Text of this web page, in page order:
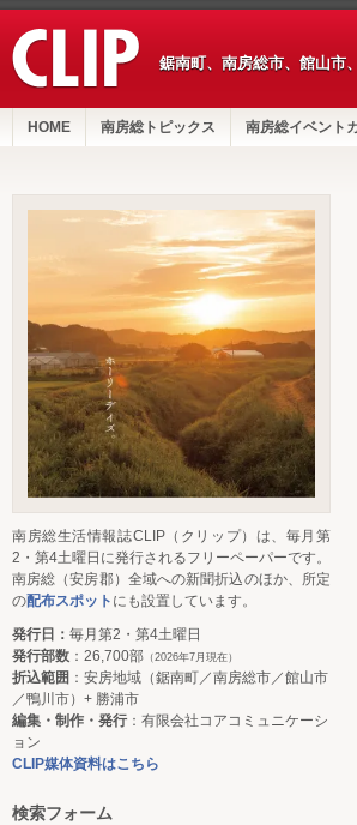
鋸南町、南房総市、館山市
HOME 南房総トピックス 南房総イベント
南房総生活情報誌CLIP（クリップ）は、毎月第
2・第4土曜日に発行されるフリーペーパーです。
南房総（安房郡）全域への新聞折込のほか、所定
の配布スポット にも設置しています。
発行日： 毎月第2・第4土曜日
発行部数 ：26,700部 （2026年7月現在）
折込範囲 ：安房地域（鋸南町／南房総市／館山市
／鴨川市）+ 勝浦市
編集・制作・発行：有限会社コアコミュニケーシ
ョン
CLIP媒体資料はこちら
検索フォーム